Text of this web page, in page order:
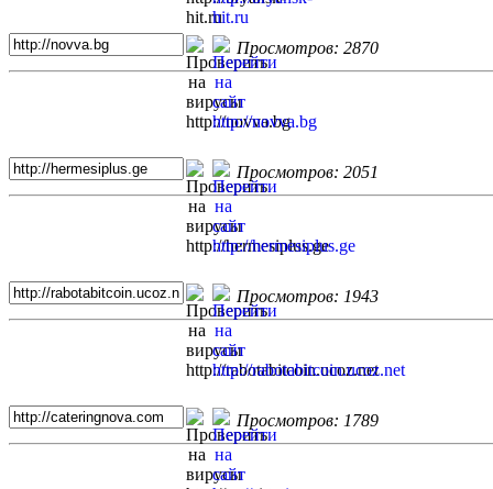
Просмотров: 2870
Просмотров: 2051
Просмотров: 1943
Просмотров: 1789